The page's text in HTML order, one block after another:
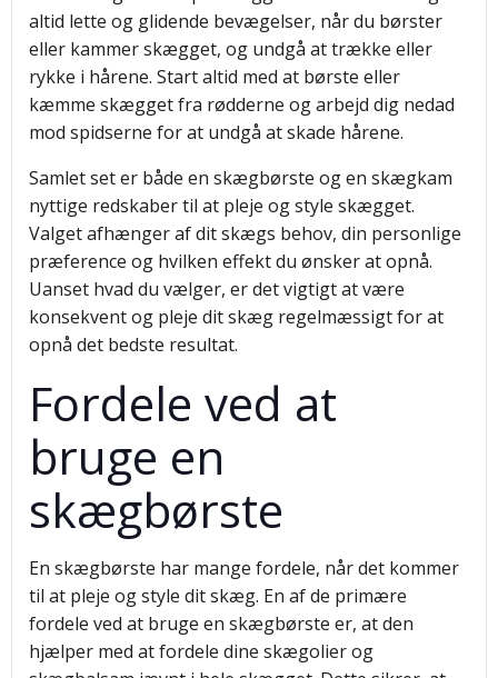
altid lette og glidende bevægelser, når du børster
eller kammer skægget, og undgå at trække eller
rykke i hårene. Start altid med at børste eller
kæmme skægget fra rødderne og arbejd dig nedad
mod spidserne for at undgå at skade hårene.
Samlet set er både en skægbørste og en skægkam
nyttige redskaber til at pleje og style skægget.
Valget afhænger af dit skægs behov, din personlige
præference og hvilken effekt du ønsker at opnå.
Uanset hvad du vælger, er det vigtigt at være
konsekvent og pleje dit skæg regelmæssigt for at
opnå det bedste resultat.
Fordele ved at
bruge en
skægbørste
En skægbørste har mange fordele, når det kommer
til at pleje og style dit skæg. En af de primære
fordele ved at bruge en skægbørste er, at den
hjælper med at fordele dine skægolier og